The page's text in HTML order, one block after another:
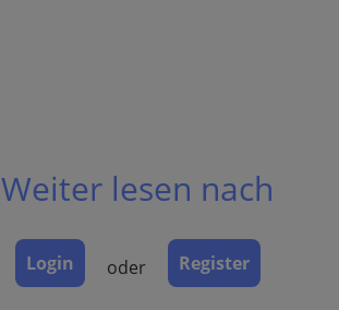
Weiter lesen nach
Login oder Register